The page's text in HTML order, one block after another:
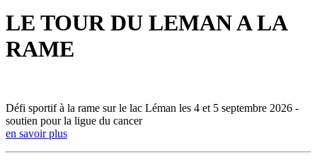
LE TOUR DU LEMAN A LA
RAME
Défi sportif à la rame sur le lac Léman les 4 et 5 septembre 2026 -
soutien pour la ligue du cancer
en savoir plus